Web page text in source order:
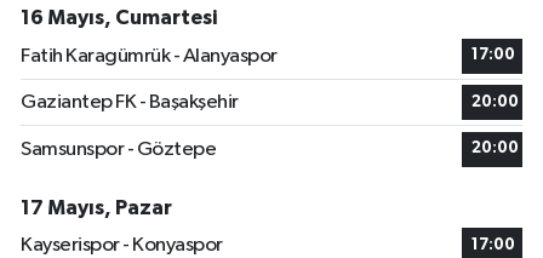
16 Mayıs, Cumartesi
Fatih Karagümrük - Alanyaspor
17:00
Gaziantep FK - Başakşehir 20:00
Samsunspor - Göztepe 20:00
17 Mayıs, Pazar
Kayserispor - Konyaspor
17:00